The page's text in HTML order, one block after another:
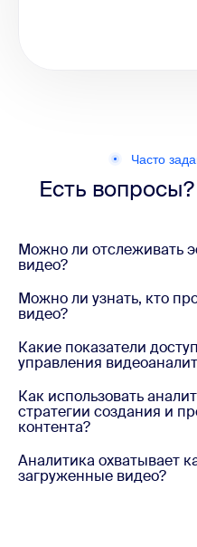
Часто
Есть
Можно ли отслеживать
видео?
Можно ли узнать, кто
видео?
Какие показатели
управления
Как использовать
стратегии создания и
контента?
Аналитика охватывает
загруженные видео?